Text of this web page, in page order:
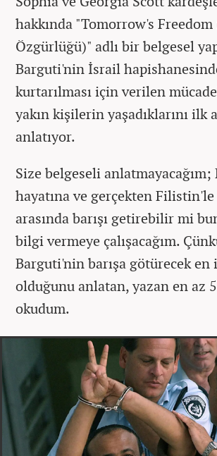
hakkında "Tomorrow's Freedom
Özgürlüğü)" adlı bir belgesel
Barguti'nin İsrail
kurtarılması için verilen
yakın kişilerin yaşadıklarını ilk
anlatıyor.
Size belgeseli
hayatına ve gerçekten
arasında barışı getirebilir mi
bilgi vermeye çalışacağım.
Barguti'nin barışa götürecek en
olduğunu anlatan, yazan en az
okudum.